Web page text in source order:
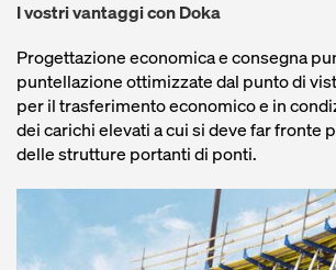
I vostri vantaggi con Doka
Progettazione economica e consegna
puntellazione ottimizzate dal punto di
per il trasferimento economico e in
dei carichi elevati a cui si deve far fronte
delle strutture portanti di ponti.